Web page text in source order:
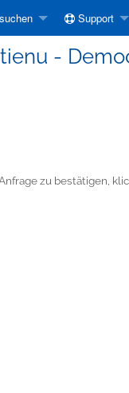
Support
-
zu bestätigen,